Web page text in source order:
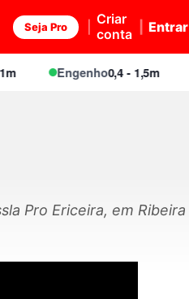
Seja Pro
Criar
conta
Entrar
Engenho0,4 - 1,5m
Pro Ericeira, em Ribeira